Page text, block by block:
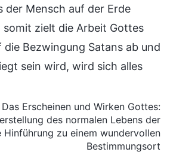
der Mensch auf der Erde
somit zielt die Arbeit Gottes
Bezwingung Satans ab und
sein wird, wird sich alles
Erscheinen und Wirken Gottes:
des normalen Lebens der
Hinführung zu einem wundervollen
Bestimmungsort